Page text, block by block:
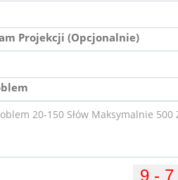
Projekcji (Opcjonalnie)